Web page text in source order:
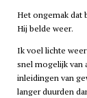
Het ongemak dat
Hij belde weer.
Ik voel lichte
snel mogelijk van
inleidingen van
langer duurden